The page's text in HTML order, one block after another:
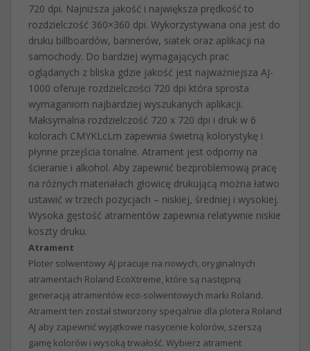
720 dpi. Najniższa jakość i największa prędkość to
rozdzielczość 360×360 dpi. Wykorzystywana ona jest do
druku billboardów, bannerów, siatek oraz aplikacji na
samochody. Do bardziej wymagających prac
oglądanych z bliska gdzie jakość jest najważniejsza AJ-
1000 oferuje rozdzielczości 720 dpi która sprosta
wymaganiom najbardziej wyszukanych aplikacji.
Maksymalna rozdzielczość 720 x 720 dpi i druk w 6
kolorach CMYKLcLm zapewnia świetną kolorystykę i
płynne przejścia tonalne. Atrament jest odporny na
ścieranie i alkohol. Aby zapewnić bezproblemową pracę
na różnych materiałach głowicę drukującą można łatwo
ustawić w trzech pozycjach – niskiej, średniej i wysokiej.
Wysoka gęstość atramentów zapewnia relatywnie niskie
koszty druku.
Atrament
Ploter solwentowy AJ pracuje na nowych, oryginalnych
atramentach Roland EcoXtreme, które są następną
generacją atramentów eco-solwentowych marki Roland.
Atrament ten został stworzony specjalnie dla plotera Roland
AJ aby zapewnić wyjątkowe nasycenie kolorów, szerszą
gamę kolorów i wysoką trwałość. Wybierz atrament